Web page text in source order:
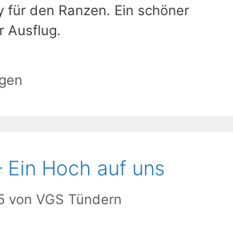
für den Ranzen. Ein schöner
Ausflug.
Ein Hoch auf uns
von VGS Tündern